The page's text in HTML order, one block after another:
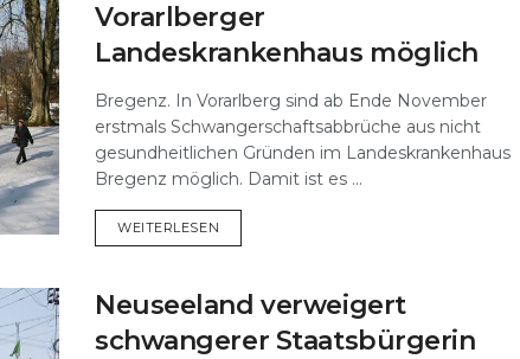
Vorarlberger
Landeskrankenhaus möglich
Bregenz. In Vorarlberg sind ab Ende November
erstmals Schwangerschaftsabbrüche aus nicht
gesundheitlichen Gründen im Landeskrankenhaus
Bregenz möglich. Damit ist es ...
WEITERLESEN
Neuseeland verweigert
schwangerer Staatsbürgerin